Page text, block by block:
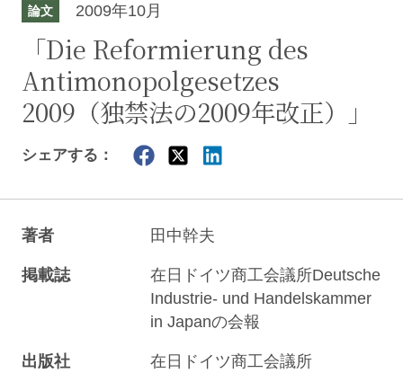
論文 2009年10月
「Die Reformierung des
Antimonopolgesetzes
2009（独禁法の2009年改正）」
シェアする：
著者 田中幹夫
掲載誌
在日ドイツ商工会議所Deutsche
Industrie- und Handelskammer
in Japanの会報
出版社 在日ドイツ商工会議所